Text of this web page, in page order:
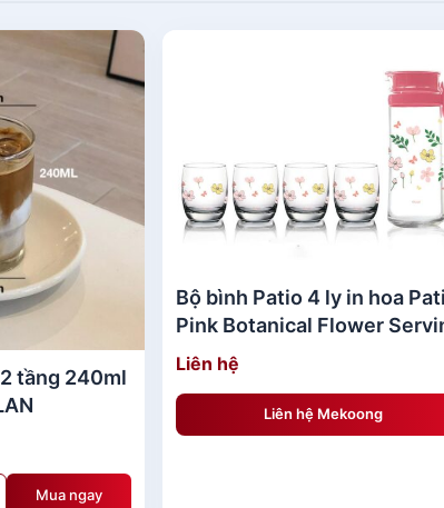
tầng 240ml
Mua ngay
Bộ bình Patio 4 ly in hoa
Pink Botanical Flower
Liên hệ
Liên hệ Mekoong